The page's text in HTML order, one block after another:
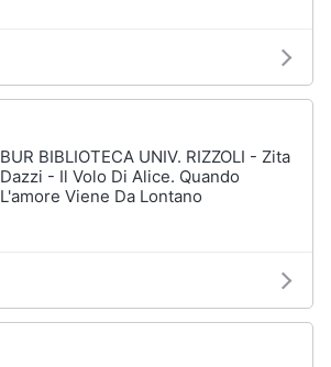
BUR BIBLIOTECA UNIV. RIZZOLI - Zita
Dazzi - Il Volo Di Alice. Quando
L'amore Viene Da Lontano